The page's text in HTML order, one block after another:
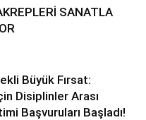
SANATLA
Büyük Fırsat:
Disiplinler Arası
Başvuruları Başladı!